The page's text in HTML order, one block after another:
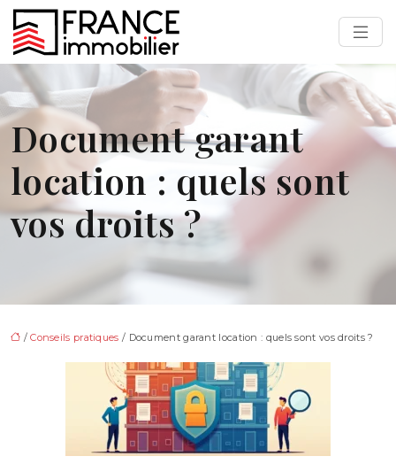
Document garant
location : quels sont
vos droits ?
/Conseils pratiques / Document garant location : quels sont vos droits ?